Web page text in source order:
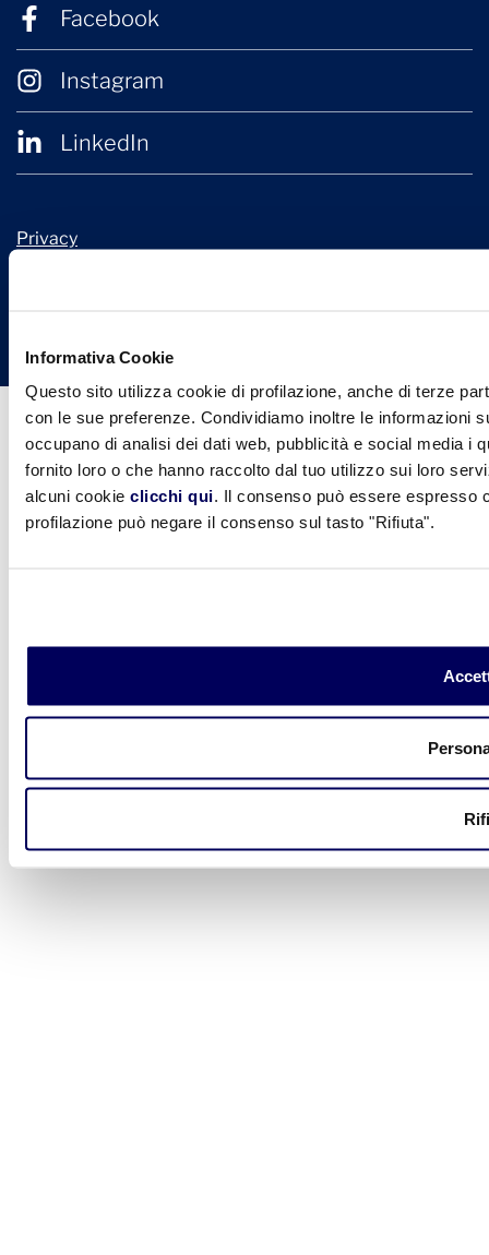
Informativa Cookie
Questo sito utilizza cookie di profilazione, anche di terze
con le sue preferenze. Condividiamo inoltre le informazioni
occupano di analisi dei dati web, pubblicità e social media i
fornito loro o che hanno raccolto dal tuo utilizzo sui loro
alcuni cookie clicchi qui. Il consenso può essere espresso
profilazione può negare il consenso sul tasto "Rifiuta".
Facebook
Instagram
LinkedIn
Privacy